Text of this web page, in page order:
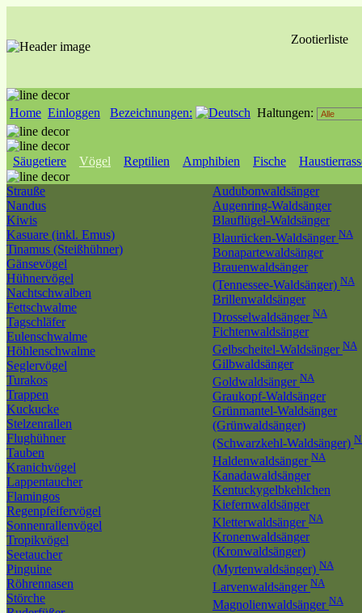
Zootierliste
Home Einloggen Bezeichnungen: Haltungen:
Säugetiere Vögel Reptilien Amphibien Fische
Strauße
Nandus
Kiwis
Kasuare (inkl. Emus)
Tinamus (Steißhühner)
Gänsevögel
Hühnervögel
Nachtschwalben
Fettschwalme
Tagschläfer
Eulenschwalme
Höhlenschwalme
Seglervögel
Turakos
Trappen
Kuckucke
Stelzenrallen
Flughühner
Tauben
Kranichvögel
Lappentaucher
Flamingos
Regenpfeifervögel
Sonnenrallenvögel
Tropikvögel
Seetaucher
Pinguine
Röhrennasen
Störche
Audubonwaldsänger
Augenring-Waldsänger
Blauflügel-Waldsänger
Blaurücken-Waldsänger NA
Bonapartewaldsänger
Brauenwaldsänger
(Tennessee-Waldsänger) NA
Brillenwaldsänger
Drosselwaldsänger NA
Fichtenwaldsänger
Gelbscheitel-Waldsänger NA
Gilbwaldsänger
Goldwaldsänger NA
Graukopf-Waldsänger
Grünmantel-Waldsänger
(Grünwaldsänger)
(Schwarzkehl-Waldsänger)
Haldenwaldsänger NA
Kanadawaldsänger
Kentuckygelbkehlchen
Kiefernwaldsänger
Kletterwaldsänger NA
Kronenwaldsänger
(Kronwaldsänger)
(Myrtenwaldsänger) NA
Larvenwaldsänger NA
Magnolienwaldsänger NA